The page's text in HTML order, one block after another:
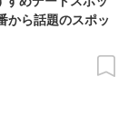
から話題のスポッ